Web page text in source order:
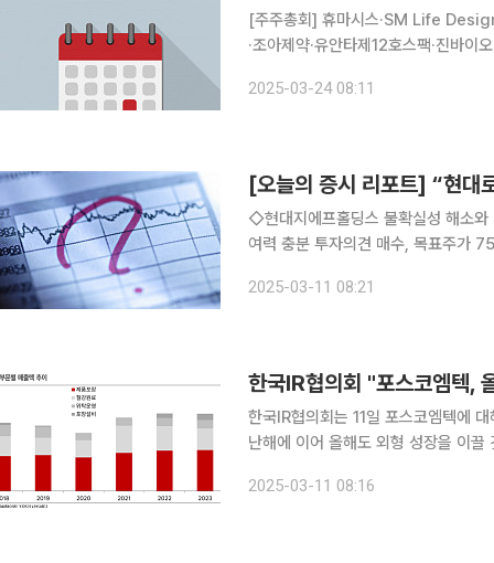
[주주총회] 휴마시스·SM Life
·조아제약·유안타제12호스팩·진바이
에셋비전스팩5호·미래에셋비전스팩2
2025-03-24 08:11
[오늘의 증시 리포트] “현대
◇현대지에프홀딩스 불확실성 해소와 기업가치 제고 윤곽을 드러낸 지주 요건 충족 기업가치 제고
여력 충분 투자의견 매수, 목표주가 7500원 김장원 BNK ◇대한항공 Taking-Off 견조한 수요와
만3000원 유지 이재혁 LS증
2025-03-11 08:21
한국IR협의회 "포스코엠텍,
한국IR협의회는 11일 포스코엠텍에
난해에 이어 올해도 외형 성장을 이끌 것이라고 분석했다. 이원
52.0%, 철강원료 37.7% 등으로 구
2025-03-11 08:16